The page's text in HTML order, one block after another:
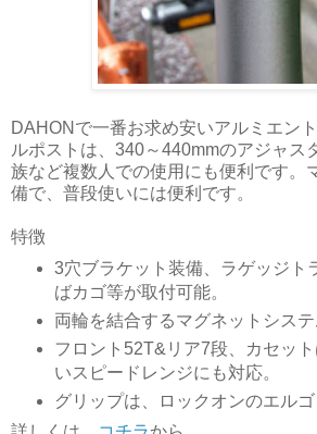
DAHONで一番お求め安いアルミエン
ルポストは、340～440mmのアジャス
族など複数人での使用にも便利です。
備で、普段使いには便利です。
特徴
3穴ブラケット装備、ラゲッジト
ばカゴ等が取付可能。
両輪を結合するマグネットシステ
フロント52T&リア7段、カセッ
いスピードレンジにも対応。
グリップは、ロックオンのエルゴ